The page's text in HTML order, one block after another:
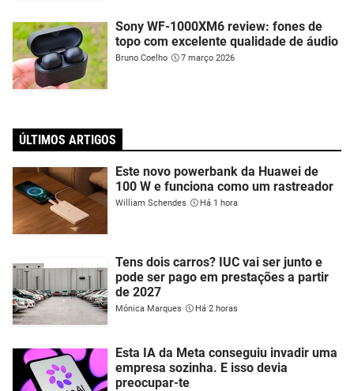
Sony WF-1000XM6 review: fones de
topo com excelente qualidade de áudio
Bruno Coelho 7 março 2026
ÚLTIMOS ARTIGOS
Este novo powerbank da Huawei de
100 W e funciona como um rastreador
William Schendes Há 1 hora
Tens dois carros? IUC vai ser junto e
pode ser pago em prestações a partir
de 2027
Mónica Marques Há 2 horas
Esta IA da Meta conseguiu invadir uma
empresa sozinha. E isso devia
preocupar-te